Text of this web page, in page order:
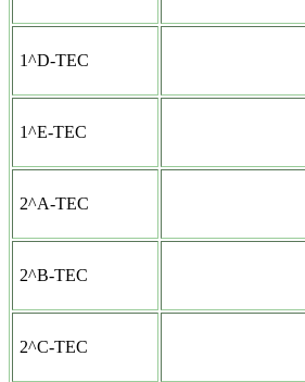
1^D-TEC
1^E-TEC
2^A-TEC
2^B-TEC
2^C-TEC